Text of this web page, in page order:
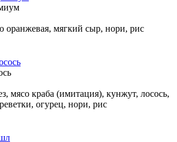
оранжевая, мягкий сыр, нори, рис
мясо краба (имитация), кунжут, лосось,
огурец, нори, рис